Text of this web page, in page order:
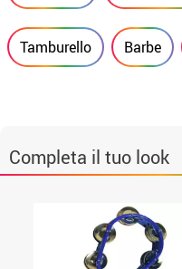
Tamburello Barbe
Completa il tuo look